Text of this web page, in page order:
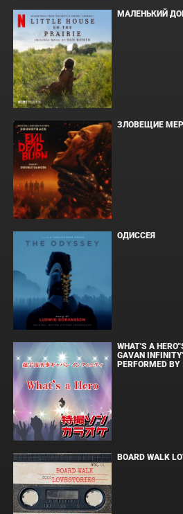
МАЛЕНЬКИЙ
ЗЛОВЕЩИЕ
ОДИССЕЯ
WHAT'S A
GAVAN
PERFORMED
BOARD WALK